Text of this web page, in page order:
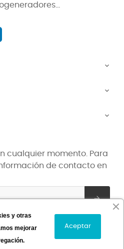



cualquier momento. Para
de contacto en
| Powered byDigidisa
y otras
mejorar
Aceptar